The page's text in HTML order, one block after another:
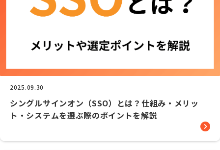
2025.09.30
シングルサインオン（SSO）とは？仕組み・メリッ
ト・システムを選ぶ際のポイントを解説